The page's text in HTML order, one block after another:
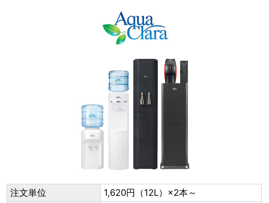
注文単位
1,620円（12L）×2本～